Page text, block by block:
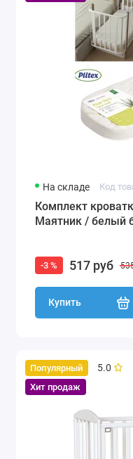
На складе Код
Комплект
Маятник / белый
-3 % 517 руб
Купить
Популярный
Хит продаж
5.0